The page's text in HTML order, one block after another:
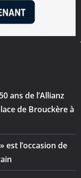
ans de l’Allianz
de Brouckère à
est l’occasion de